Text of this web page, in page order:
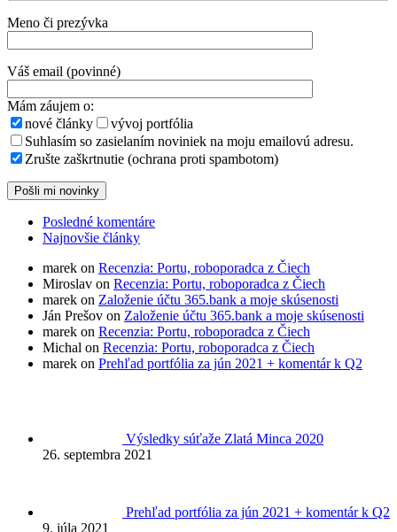
Meno či prezývka
Váš email (povinné)
Mám záujem o:
nové články
vývoj portfólia
Suhlasím so zasielaním noviniek na moju emailovú adresu.
Zrušte zaškrtnutie (ochrana proti spambotom)
Posledné komentáre
Najnovšie články
marek on Recenzia: Portu, roboporadca z Čiech
Miroslav on Recenzia: Portu, roboporadca z Čiech
marek on Založenie účtu 365.bank a moje skúsenosti
Ján Prešov on Založenie účtu 365.bank a moje skúsenosti
marek on Recenzia: Portu, roboporadca z Čiech
Michal on Recenzia: Portu, roboporadca z Čiech
marek on Prehľad portfólia za jún 2021 + komentár k Q2
Výsledky súťaže Zlatá Minca 2020
26. septembra 2021
Prehľad portfólia za jún 2021 + komentár k Q2
9. júla 2021